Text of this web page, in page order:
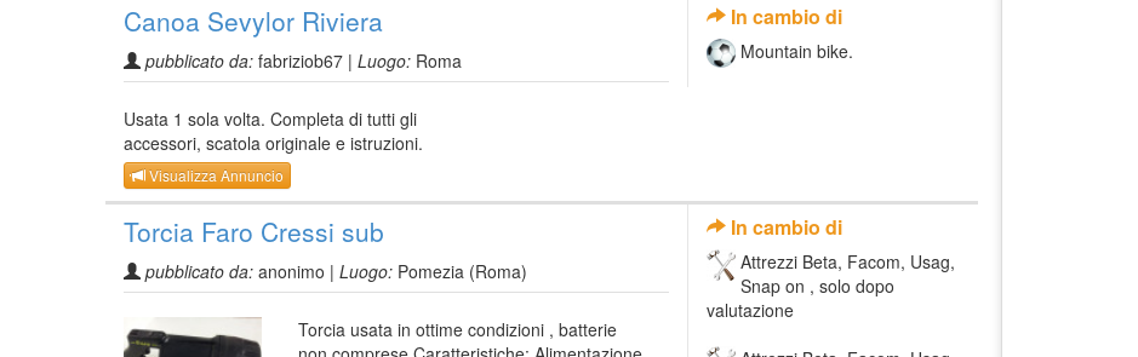
Canoa Sevylor Riviera
pubblicato da: fabriziob67 | Luogo: Roma
Usata 1 sola volta. Completa di tutti gli
accessori, scatola originale e istruzioni.
Visualizza Annuncio
In cambio di
Mountain bike.
Torcia Faro Cressi sub
pubblicato da: anonimo | Luogo: Pomezia (Roma)
Torcia usata in ottime condizioni , batterie
In cambio di
Attrezzi Beta, Facom, Usag,
Snap on , solo dopo
valutazione